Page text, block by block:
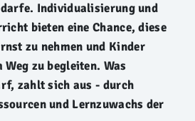
Individualisierung und
bieten eine Chance, diese
zu nehmen und Kinder
zu begleiten. Was
zahlt sich aus - durch
und Lernzuwachs der